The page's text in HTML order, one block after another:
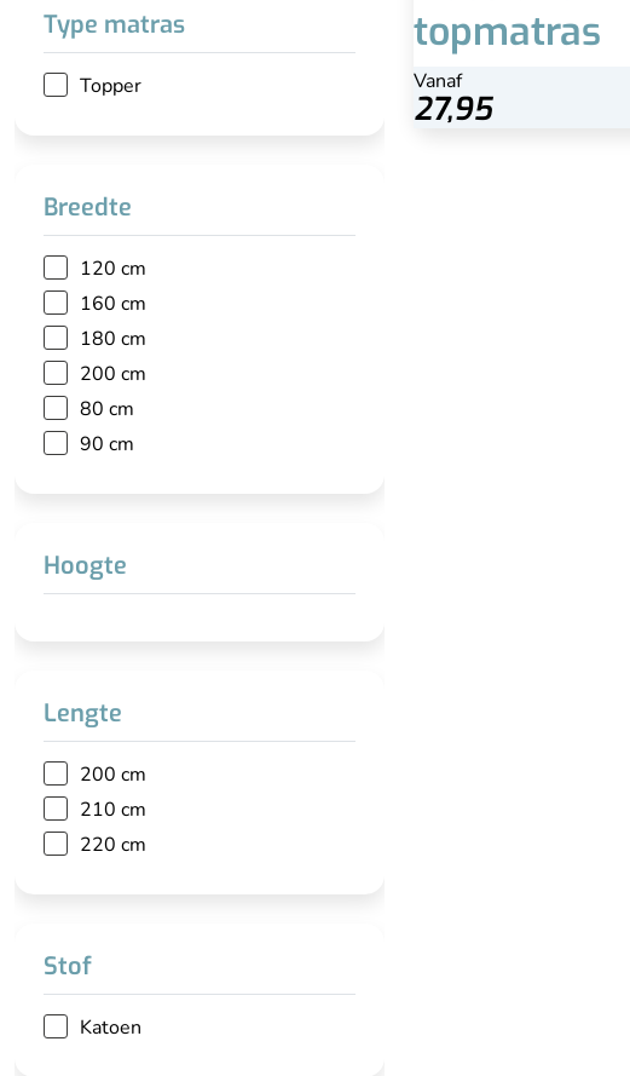
Type matras
Topper
Breedte
120 cm
160 cm
180 cm
200 cm
80 cm
90 cm
Hoogte
Lengte
200 cm
210 cm
220 cm
Stof
Katoen
topmatras
Vanaf
27,95